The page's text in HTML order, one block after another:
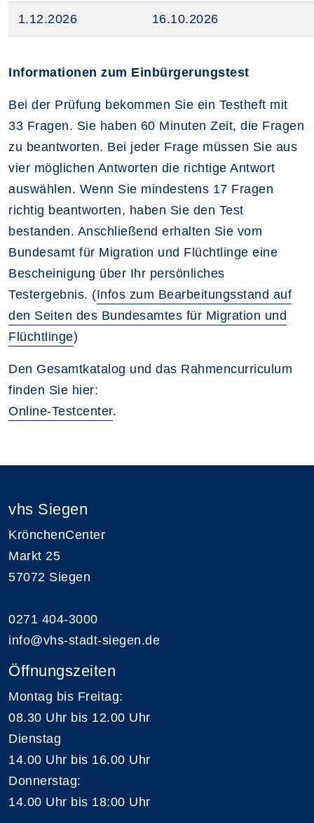
1.12.2026 16.10.2026
Informationen zum Einbürgerungstest
Bei der Prüfung bekommen Sie ein Testheft mit
33 Fragen. Sie haben 60 Minuten Zeit, die Fragen
zu beantworten. Bei jeder Frage müssen Sie aus
vier möglichen Antworten die richtige Antwort
auswählen. Wenn Sie mindestens 17 Fragen
richtig beantworten, haben Sie den Test
bestanden. Anschließend erhalten Sie vom
Bundesamt für Migration und Flüchtlinge eine
Bescheinigung über Ihr persönliches
Testergebnis. (Infos zum Bearbeitungsstand auf
den Seiten des Bundesamtes für Migration und
Flüchtlinge)
Den Gesamtkatalog und das Rahmencurriculum
finden Sie hier:
Online-Testcenter.
vhs Siegen
KrönchenCenter
Markt 25
57072 Siegen
0271 404-3000
info@vhs-stadt-siegen.de
Öffnungszeiten
Montag bis Freitag:
08.30 Uhr bis 12.00 Uhr
Dienstag
14.00 Uhr bis 16.00 Uhr
Donnerstag:
14.00 Uhr bis 18:00 Uhr